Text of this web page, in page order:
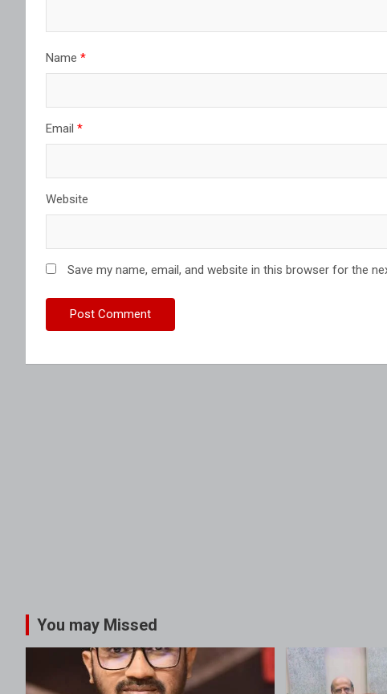
Name *
Email *
Website
Save my name, email, and website in this browser for the
You may Missed